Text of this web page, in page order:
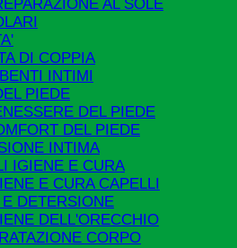
AL SOLE
DI COPPIA
INTIMI
PIEDE
DEL PIEDE
DEL PIEDE
INTIMA
IGIENE E CURA
E CURA CAPELLI
DETERSIONE
DELL'ORECCHIO
CORPO